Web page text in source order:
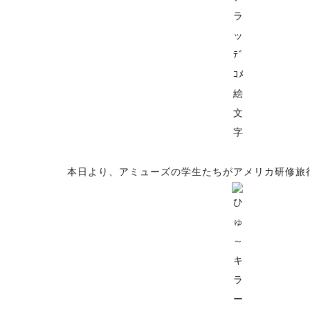
本日より、アミューズの学生たちがアメリカ研修